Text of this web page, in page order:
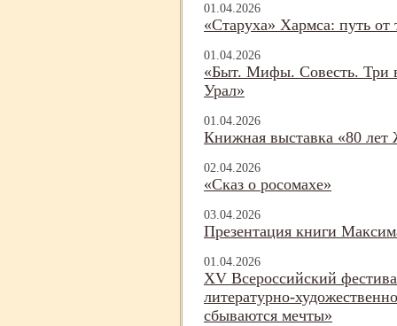
01.04.2026
«Старуха» Хармса: путь от
01.04.2026
«Быт. Мифы. Совесть. Три
Урал»
01.04.2026
Книжная выставка «80
02.04.2026
«Сказ о росомахе»
03.04.2026
Презентация книги
01.04.2026
XV Всероссийский
литературно-
сбываются мечты»